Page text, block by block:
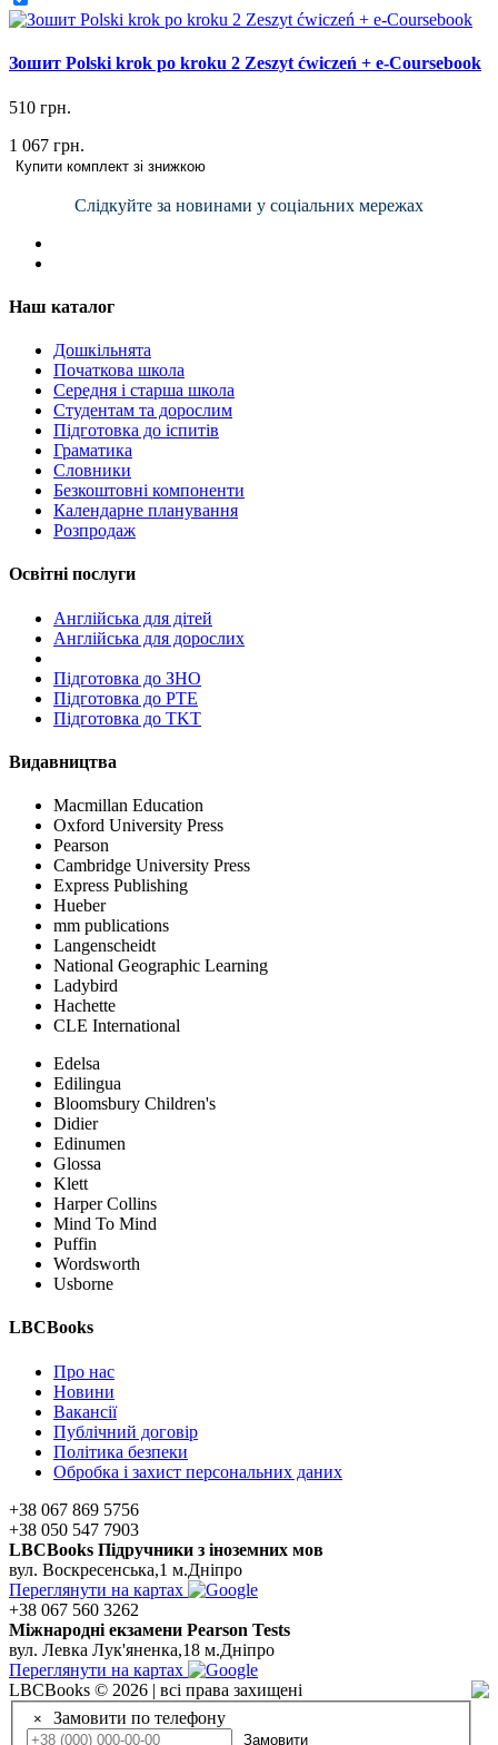
Зошит Polski krok po kroku 2 Zeszyt ćwiczeń + e-Coursebook
510 грн.
1 067 грн.
Купити комплект зі знижкою
Слідкуйте за новинами у соціальних мережах
Наш каталог
Дошкільнята
Початкова школа
Середня і старша школа
Студентам та дорослим
Підготовка до іспитів
Граматика
Словники
Безкоштовні компоненти
Календарне планування
Розпродаж
Освітні послуги
Англійська для дітей
Англійська для дорослих
Пiдготовка до ЗНО
Підготовка до PTE
Підготовка до TKT
Видавництва
Macmillan Education
Oxford University Press
Pearson
Cambridge University Press
Express Publishing
Hueber
mm publications
Langenscheidt
National Geographic Learning
Ladybird
Hachette
CLE International
Edelsa
Edilingua
Bloomsbury Children's
Didier
Edinumen
Glossa
Klett
Harper Collins
Mind To Mind
Puffin
Wordsworth
Usborne
LBCBooks
Про нас
Новини
Вакансії
Публічний договір
Політика безпеки
Обробка і захист персональних даних
+38 067 869 5756
+38 050 547 7903
LBCBooks Підручники з іноземних мов
вул. Воскресенська,1 м.Дніпро
Переглянути на картах
+38 067 560 3262
Мiжнароднi екзамени Pearson Tests
вул. Левка Лук'яненка,18 м.Дніпро
Переглянути на картах
LBCBooks © 2026 | всі права захищені
× Замовити по телефону
Замовити